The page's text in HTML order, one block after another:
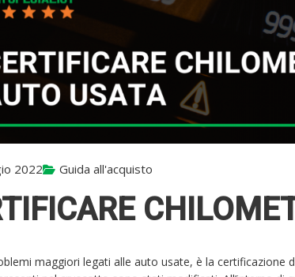
2022 Guida all'acquisto
maggiori legati alle auto usate, è la certificazione